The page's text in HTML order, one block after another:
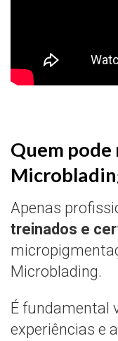
Quem pode
Apenas
treinados e
Microblading.
É fundamental
experiências e